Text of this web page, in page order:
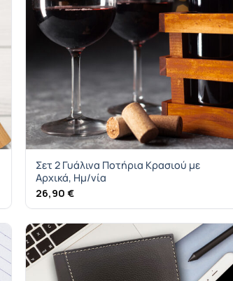
Σετ 2 Γυάλινα Ποτήρια Κρασιού με
Αρχικά, Ημ/νία
26,90€